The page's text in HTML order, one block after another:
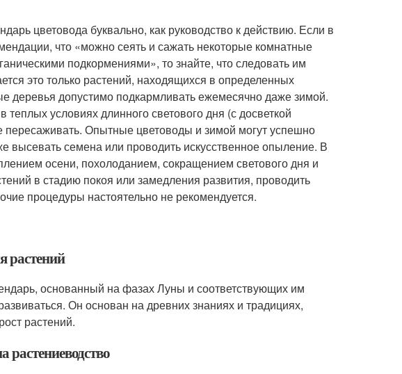
цветовода буквально, как руководство к действию. Если в
что «можно сеять и сажать некоторые комнатные
подкормениями», то знайте, что следовать им
это только растений, находящихся в определенных
деревья допустимо подкармливать ежемесячно даже зимой.
условиях длинного светового дня (с досветкой
Опытные цветоводы и зимой могут успешно
высевать семена или проводить искусственное опыление. В
осени, похолоданием, сокращением светового дня и
в стадию покоя или замедления развития, проводить
процедуры настоятельно не рекомендуется.
растений
основанный на фазах Луны и соответствующих им
Он основан на древних знаниях и традициях,
растений.